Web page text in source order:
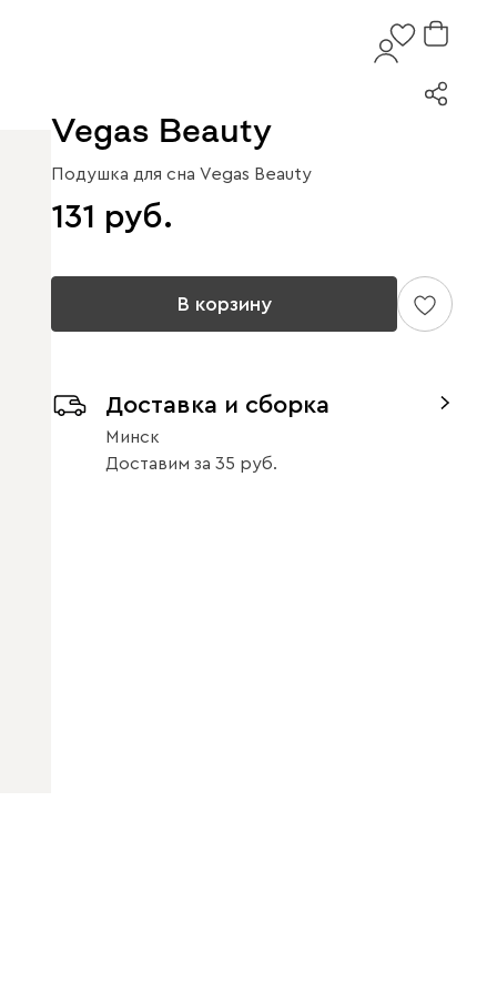
Vegas Beauty
Подушка для сна Vegas Beauty
131
В корзину
Доставка и сборка
Минск
Доставим за 35